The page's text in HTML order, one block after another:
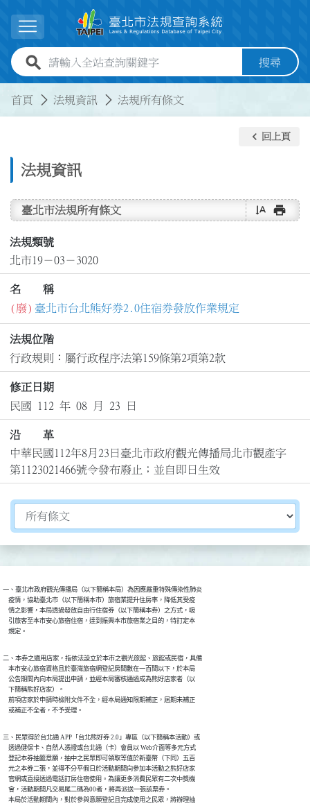
展開選單
全站查詢關鍵字欄位 搜尋
首頁 法規資訊 法規所有條文
法規資訊
keyboard_arrow_left 回上頁
臺北市法規所有條文 text_rotate_vertical print
法規類號
北市19－03－3020
名 稱
(廢) 臺北市台北熊好券2.0住宿券發放作業規定
法規位階
行政規則：屬行政程序法第159條第2項第2款
修正日期
民國 112 年 08 月 23 日
沿 革
中華民國112年8月23日臺北市政府觀光傳播局北市觀產字
第1123021466號令發布廢止；並自即日生效
切換選擇法規資訊內容
一、臺北市政府觀光傳播局（以下簡稱本局）為因應嚴重特殊傳染性肺炎
    疫情，協助臺北市（以下簡稱本市）旅宿業提升住房率，降低其受疫
    情之影響，本局透過發放自由行住宿券（以下簡稱本券）之方式，吸
    引旅客至本市安心旅宿住宿，達到振興本市旅宿業之目的，特訂定本
    規定。
二、本券之適用店家，指依法設立於本市之觀光旅館、旅館或民宿，具備
    本市安心旅宿資格且於臺灣旅宿網登記房間數在一百間以下，於本局
    公告期間內向本局提出申請，並經本局審核通過成為熊好店家者（以
    下簡稱熊好店家）。
    前項店家於申請時檢附文件不全，經本局通知限期補正，屆期未補正
    或補正不全者，不予受理。
三、民眾得於台北通 APP「台北熊好券 2.0」專區（以下簡稱本活動）或
    透過健保卡、自然人憑證或台北通（卡）會員以 Web介面等多元方式
    登記本券抽籤意願，抽中之民眾即可領取等值於新臺幣（下同）五百
    元之本券二張，並得不分平假日於活動期間向參加本活動之熊好店家
    官網或直接透過電話訂房住宿使用。為讓更多消費民眾有二次中獎機
    會，活動期間凡交易尾二碼為00者，將再派送一張該票券。
    本局於活動期間內，對於參與意願登記且完成使用之民眾，將辦理抽